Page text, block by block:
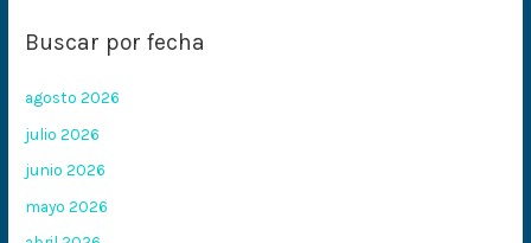
Buscar por fecha
agosto 2026
julio 2026
junio 2026
mayo 2026